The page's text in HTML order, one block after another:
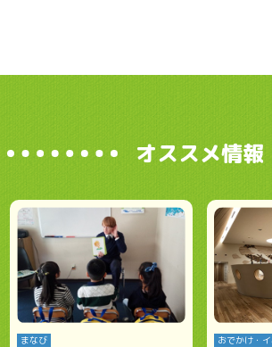
オススメ情報
まなび
おでかけ・